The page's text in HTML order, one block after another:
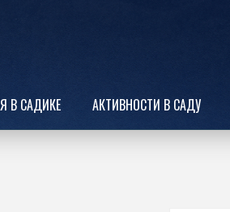
В САДИКЕ АКТИВНОСТИ В САДУ